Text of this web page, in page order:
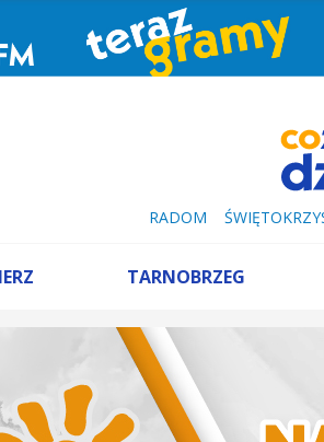
RADOM
TARNOBRZEG